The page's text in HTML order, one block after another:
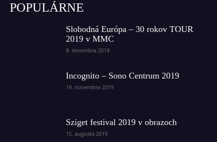
POPULÁRNE
Slobodná Európa – 30 rokov TOUR
2019 v MMC
8. decembra 2019
Incognito – Sono Centrum 2019
19. novembra 2019
Sziget festival 2019 v obrazoch
15. augusta 2019